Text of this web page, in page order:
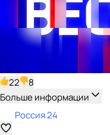
22
8
Больше информации
Россия 24